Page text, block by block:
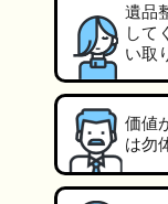
遺品
して
い取
価値
は勿